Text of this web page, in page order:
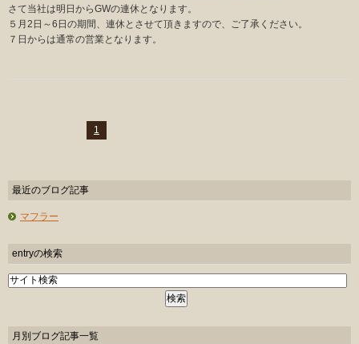
さて当社は明日からGWの連休となります。
５月2日～6日の期間、連休とさせて頂きますので、ご了承ください。
７日からは通常の営業となります。
1
最近のブログ記事
マフラー
entryの検索
月別ブログ記事一覧